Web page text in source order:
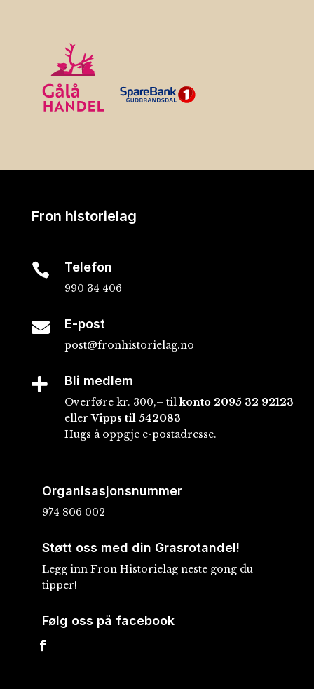
Fron historielag
 Telefon
990 34 406
 E-post
post@fronhistorielag.no
 Bli medlem
Overføre kr. 300,– tilkonto 2095 32 92123
ellerVipps til 542083
Hugs å oppgje e-postadresse.
Organisasjonsnummer
974 806 002
Støtt oss med din Grasrotandel!
Legg inn Fron Historielag neste gong du
tipper!
Følg oss på facebook